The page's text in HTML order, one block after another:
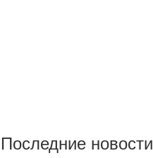
Последние новости